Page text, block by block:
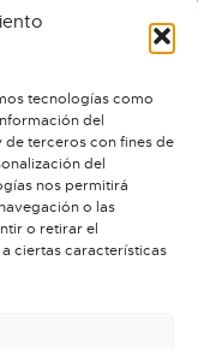
tecnologías como
del
terceros con fines de
del
nos permitirá
o las
o retirar el
ciertas características